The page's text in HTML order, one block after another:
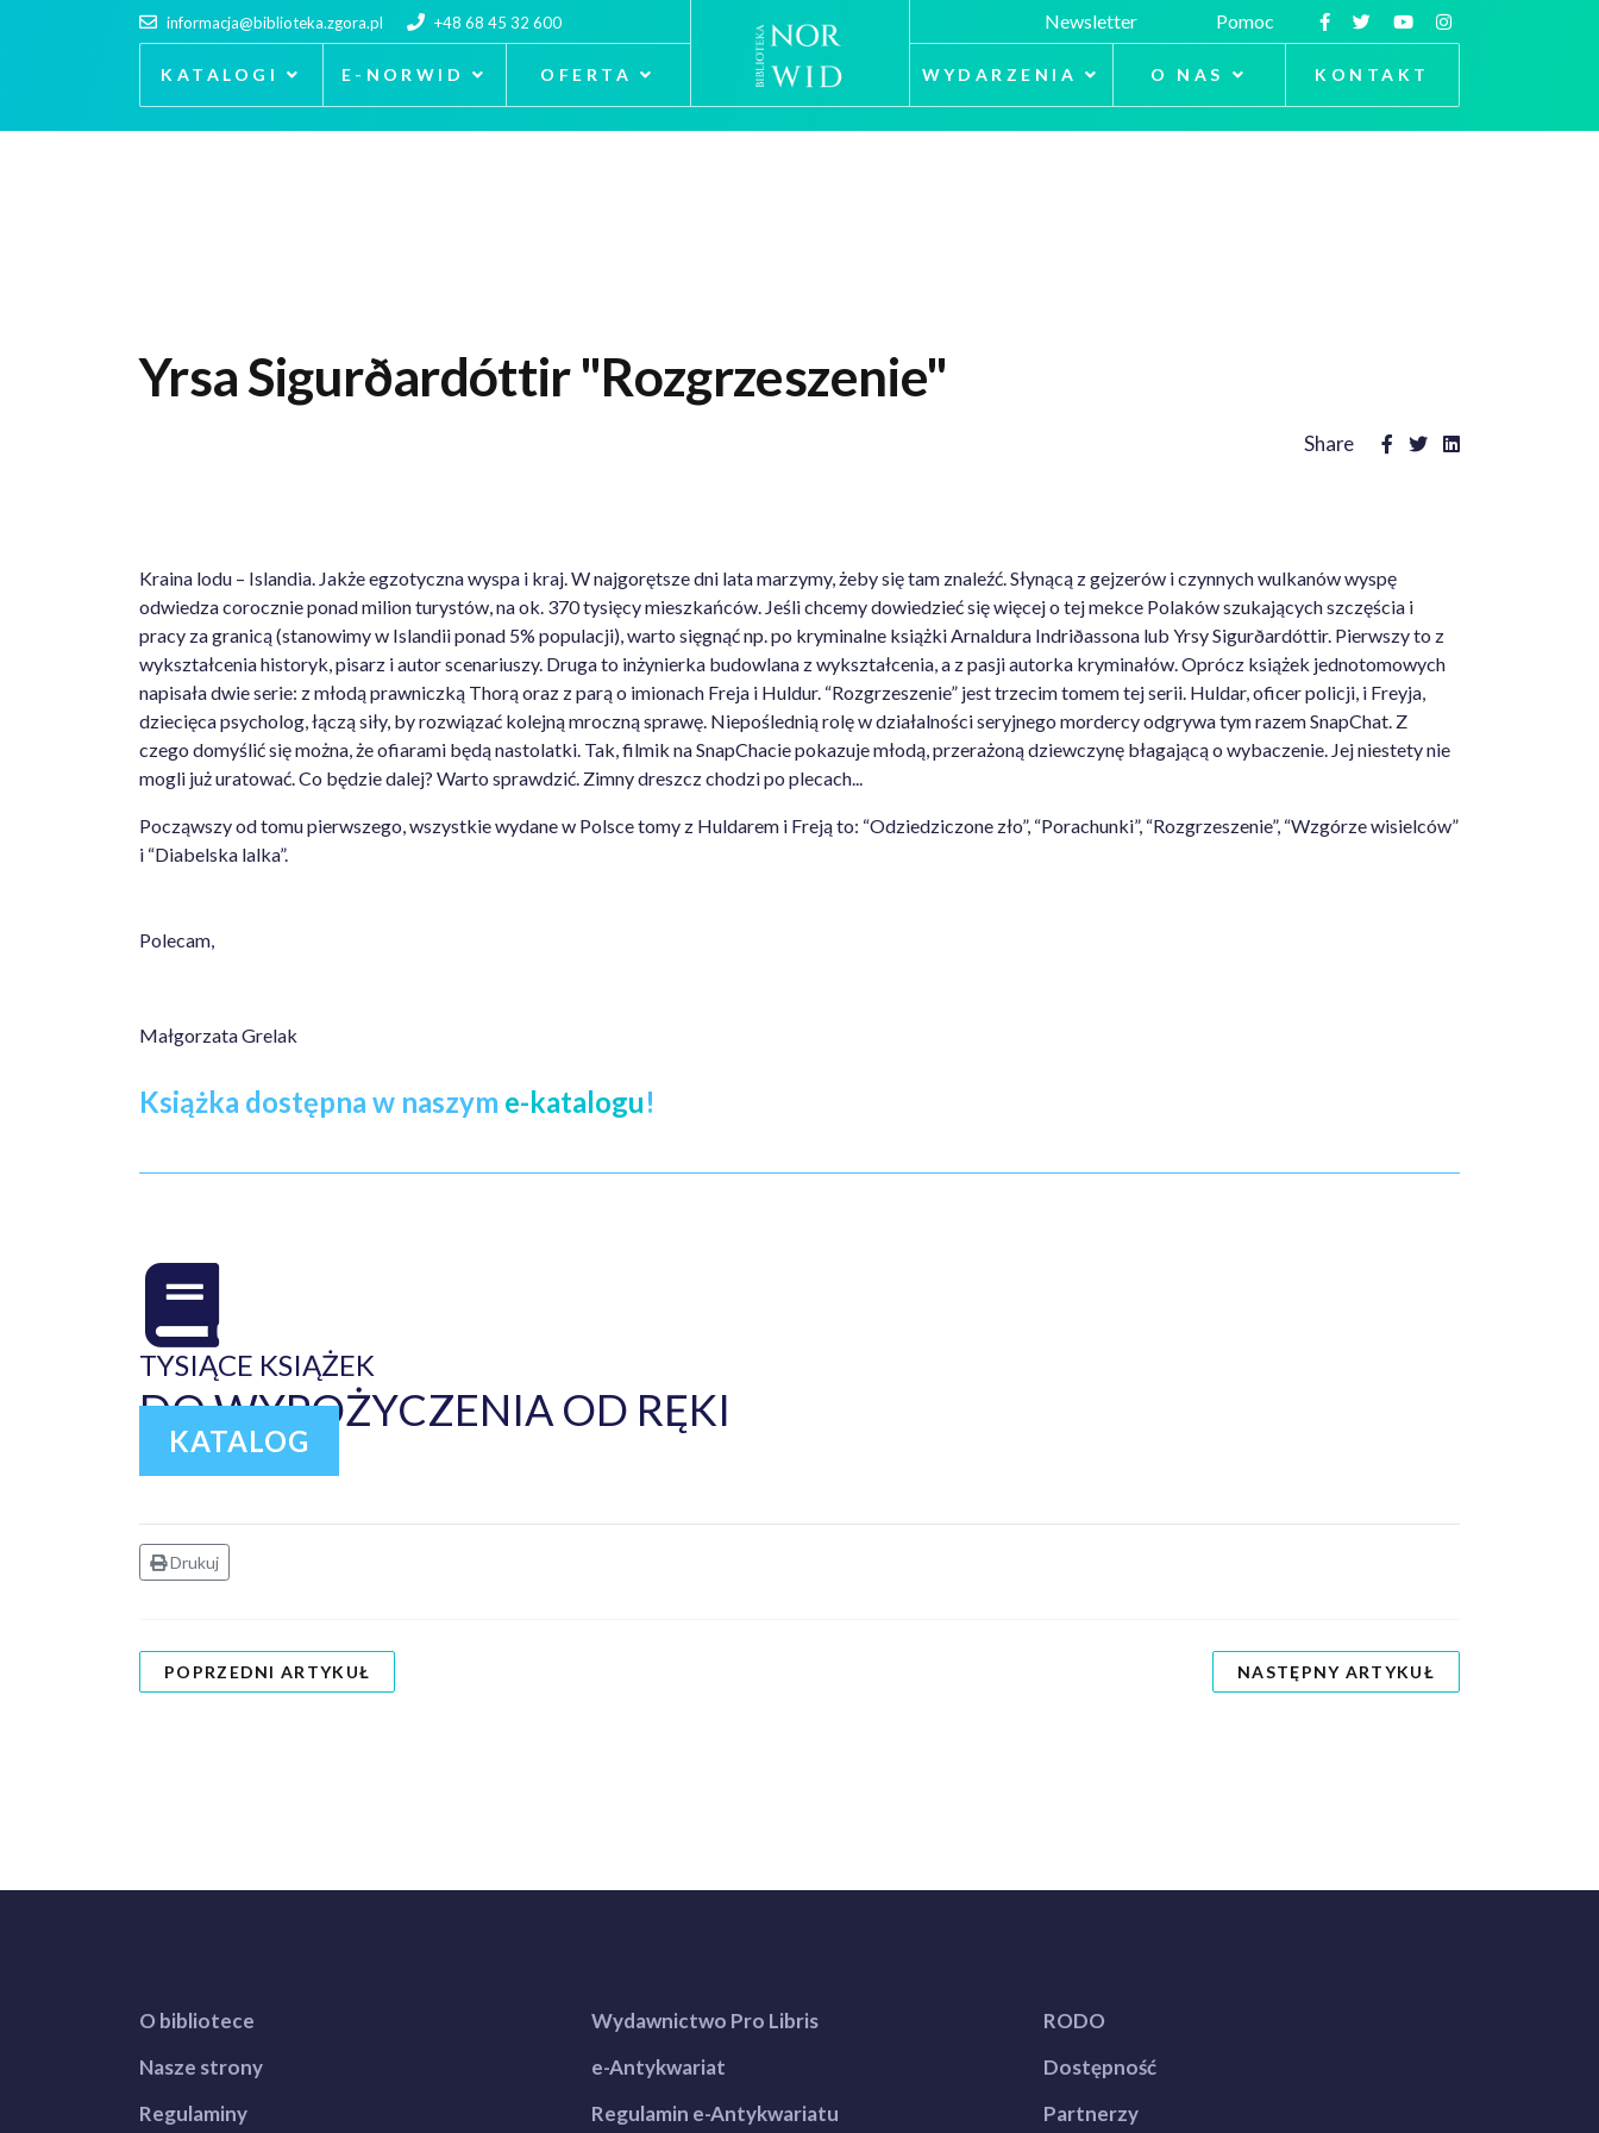
informacja@biblioteka.zgora.pl +48 68 45 32 600
KATALOGI E-NORWID OFERTA
Newsletter Pomoc
WYDARZENIA O NAS KONTAKT
Yrsa Sigurðardóttir "Rozgrzeszenie"
Share
Kraina lodu – Islandia. Jakże egzotyczna wyspa i kraj. W najgorętsze dni lata marzymy, żeby się tam znaleźć. Słynącą z gejzerów i czynnych wulkanów wyspę
odwiedza corocznie ponad milion turystów, na ok. 370 tysięcy mieszkańców. Jeśli chcemy dowiedzieć się więcej o tej mekce Polaków szukających szczęścia i
pracy za granicą (stanowimy w Islandii ponad 5% populacji), warto sięgnąć np. po kryminalne książki Arnaldura Indriðassona lub Yrsy Sigurðardóttir. Pierwszy to z
wykształcenia historyk, pisarz i autor scenariuszy. Druga to inżynierka budowlana z wykształcenia, a z pasji autorka kryminałów. Oprócz książek jednotomowych
napisała dwie serie: z młodą prawniczką Thorą oraz z parą o imionach Freja i Huldur. “Rozgrzeszenie” jest trzecim tomem tej serii. Huldar, oficer policji, i Freyja,
dziecięca psycholog, łączą siły, by rozwiązać kolejną mroczną sprawę. Niepoślednią rolę w działalności seryjnego mordercy odgrywa tym razem SnapChat. Z
czego domyślić się można, że ofiarami będą nastolatki. Tak, filmik na SnapChacie pokazuje młodą, przerażoną dziewczynę błagającą o wybaczenie. Jej niestety nie
mogli już uratować. Co będzie dalej? Warto sprawdzić. Zimny dreszcz chodzi po plecach...
Począwszy od tomu pierwszego, wszystkie wydane w Polsce tomy z Huldarem i Freją to: “Odziedziczone zło”, “Porachunki”, “Rozgrzeszenie”, “Wzgórze wisielców”
i “Diabelska lalka”.
Polecam,
Małgorzata Grelak
Książka dostępna w naszym e-katalogu!
TYSIĄCE KSIĄŻEK
DO WYPOŻYCZENIA OD RĘKI
KATALOG
Drukuj
POPRZEDNI ARTYKUŁ NASTĘPNY ARTYKUŁ
O bibliotece
Nasze strony
Regulaminy
Wydawnictwo Pro Libris
e-Antykwariat
Regulamin e-Antykwariatu
RODO
Dostępność
Partnerzy